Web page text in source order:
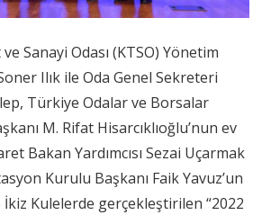
Sanayi Odası (KTSO) Yönetim
Ilık ile Oda Genel Sekreteri
Türkiye Odalar ve Borsalar
M. Rifat Hisarcıklıoğlu’nun ev
Bakan Yardımcısı Sezai Uçarmak
Kurulu Başkanı Faik Yavuz’un
İkiz Kulelerde gerçekleştirilen “2022